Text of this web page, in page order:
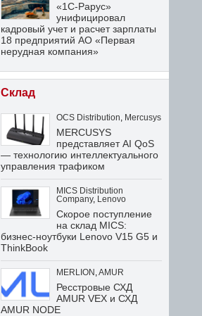
«1С-Рарус»
унифицировал
кадровый учет и расчет зарплаты
18 предприятий АО «Первая
нерудная компания»
Склад
OCS Distribution Mercusys
MERCUSYS
представляет AI QoS
— технологию интеллектуального
управления трафиком
MICS Distribution
Company, Lenovo
Скорое поступление
на склад MICS:
бизнес-ноутбуки Lenovo V15 G5 и
ThinkBook
MERLION AMUR
Ресстровые СХД
AMUR VEX и СХД
AMUR NODE